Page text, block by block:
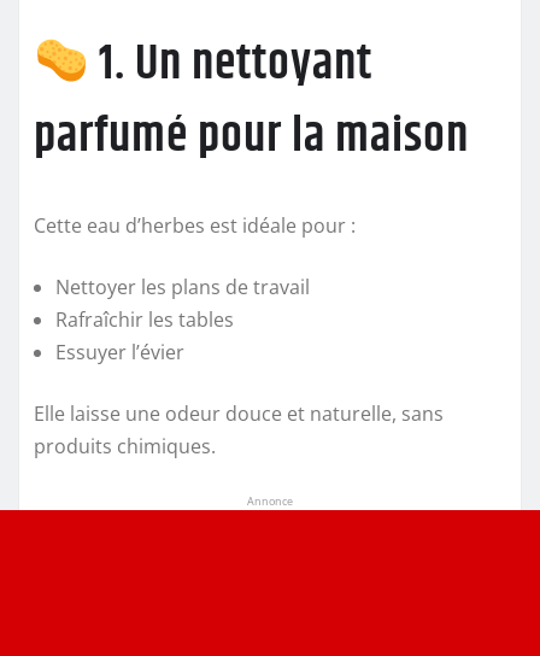
1. Un nettoyant
parfumé pour la maison
Cette eau d’herbes est idéale pour :
Nettoyer les plans de travail
Rafraîchir les tables
Essuyer l’évier
Elle laisse une odeur douce et naturelle, sans
produits chimiques.
Annonce